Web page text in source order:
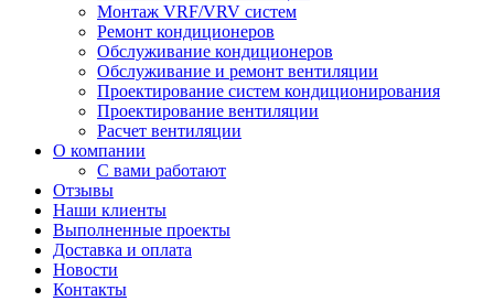
Монтаж VRF/VRV систем
Ремонт кондиционеров
Обслуживание кондиционеров
Обслуживание и ремонт вентиляции
Проектирование систем кондиционирования
Проектирование вентиляции
Расчет вентиляции
О компании
С вами работают
Отзывы
Наши клиенты
Выполненные проекты
Доставка и оплата
Новости
Контакты